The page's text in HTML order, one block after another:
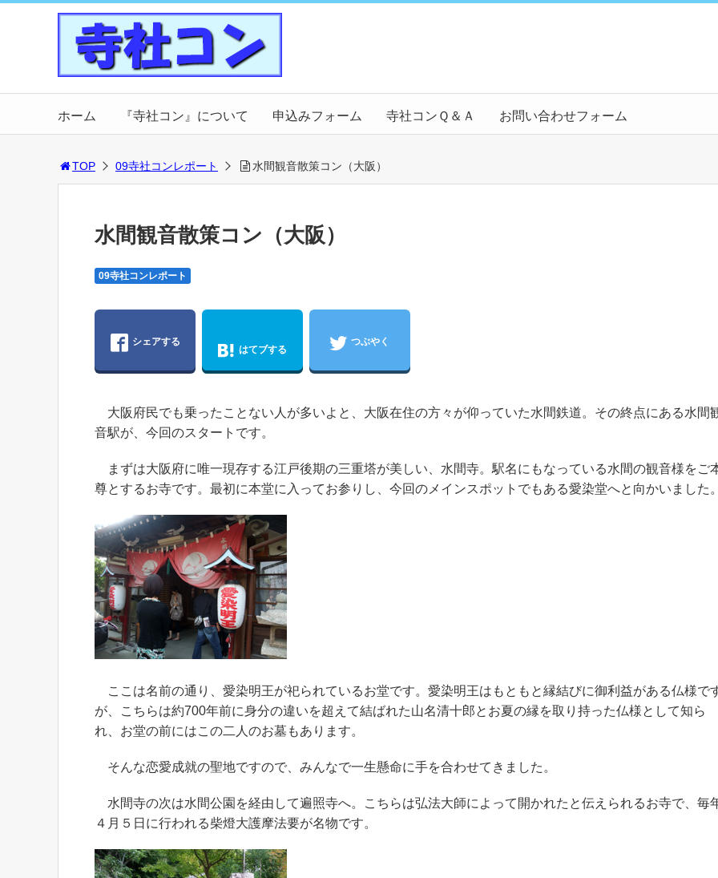
ホーム 『寺社コン』について 申込みフォーム 寺社コンＱ＆Ａ お問い合わせフォーム
TOP 09寺社コンレポート 水間観音散策コン（大阪）
水間観音散策コン（大阪）
09寺社コンレポート
シェアする
はてブする
つぶやく
大阪府民でも乗ったことない人が多いよと、大阪在住の方々が仰っていた水間鉄道。その終点にある水間
音駅が、今回のスタートです。
まずは大阪府に唯一現存する江戸後期の三重塔が美しい、水間寺。駅名にもなっている水間の観音様をご
尊とするお寺です。最初に本堂に入ってお参りし、今回のメインスポットでもある愛染堂へと向かいました。
ここは名前の通り、愛染明王が祀られているお堂です。愛染明王はもともと縁結びに御利益がある仏様で
が、こちらは約700年前に身分の違いを超えて結ばれた山名清十郎とお夏の縁を取り持った仏様として知ら
れ、お堂の前にはこの二人のお墓もあります。
そんな恋愛成就の聖地ですので、みんなで一生懸命に手を合わせてきました。
水間寺の次は水間公園を経由して遍照寺へ。こちらは弘法大師によって開かれたと伝えられるお寺で、毎
４月５日に行われる柴燈大護摩法要が名物です。